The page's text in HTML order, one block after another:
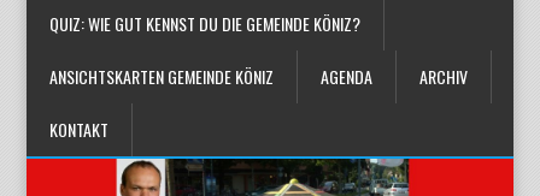
QUIZ: WIE GUT KENNST DU DIE GEMEINDE KÖNIZ?
ANSICHTSKARTEN GEMEINDE KÖNIZ AGENDA ARCHIV
KONTAKT